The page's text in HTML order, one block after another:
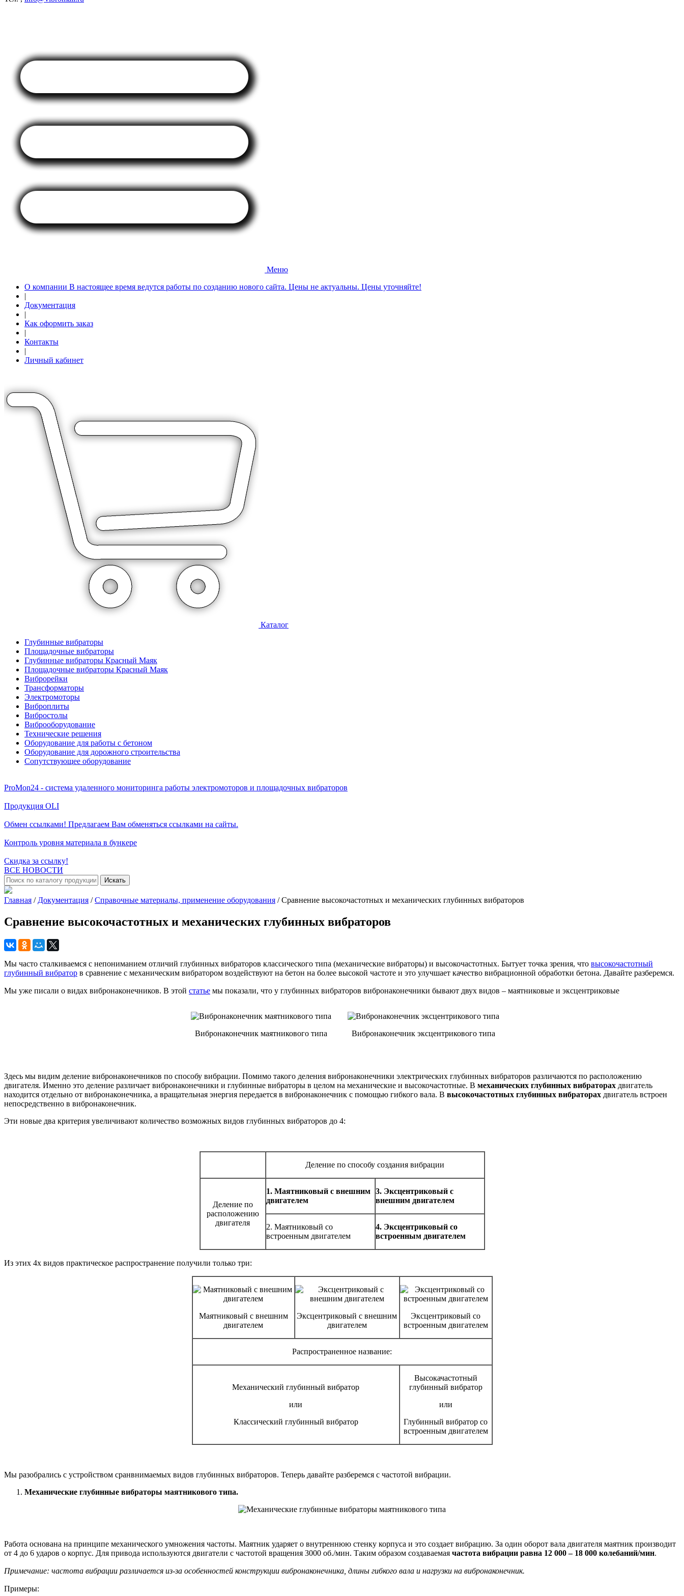
Меню
О компании В настоящее время ведутся работы по созданию нового сайта. Цены не актуальны. Цены уточняйте!
|
Документация
|
Как оформить заказ
|
Контакты
|
Личный кабинет
Каталог
Глубинные вибраторы
Площадочные вибраторы
Глубинные вибраторы Красный Маяк
Площадочные вибраторы Красный Маяк
Виброрейки
Трансформаторы
Электромоторы
Виброплиты
Вибростолы
Виброоборудование
Технические решения
Оборудование для работы с бетоном
Оборудование для дорожного строительства
Сопутствующее оборудование
ProMon24 - система удаленного мониторинга работы электромоторов и площадочных вибраторов
Продукция OLI
Обмен ссылками! Предлагаем Вам обменяться ссылками на сайты.
Контроль уровня материала в бункере
Скидка за ссылку!
ВСЕ НОВОСТИ
Искать
Главная / Документация / Справочные материалы, применение оборудования / Сравнение высокочастотных и механических глубинных вибраторов
Сравнение высокочастотных и механических глубинных вибраторов
Мы часто сталкиваемся с непониманием отличий глубинных вибраторов классического типа (механические вибраторы) и высокочастотных. Бытует точка зрения, что высокочастотный
глубинный вибратор в сравнение с механическим вибратором воздействуют на бетон на более высокой частоте и это улучшает качество вибрационной обработки бетона. Давайте разберемся.
Мы уже писали о видах вибронаконечников. В этой статье мы показали, что у глубинных вибраторов вибронаконечники бывают двух видов – маятниковые и эксцентриковые
Вибронаконечник маятникового типа Вибронаконечник эксцентрикового типа
Здесь мы видим деление вибронаконечников по способу вибрации. Помимо такого деления вибронаконечники электрических глубинных вибраторов различаются по расположению
двигателя. Именно это деление различает вибронаконечники и глубинные вибраторы в целом на механические и высокочастотные. В механических глубинных вибраторах двигатель
находится отдельно от вибронаконечника, а вращательная энергия передается в вибронаконечник с помощью гибкого вала. В высокочастотных глубинных вибраторах двигатель встроен
непосредственно в вибронаконечник.
Эти новые два критерия увеличивают количество возможных видов глубинных вибраторов до 4:
Деление по способу создания вибрации
Деление по
расположению
двигателя
1. Маятниковый с внешним
двигателем
3. Эксцентриковый с
внешним двигателем
2. Маятниковый со
встроенным двигателем
4. Эксцентриковый со
встроенным двигателем
Из этих 4х видов практическое распространение получили только три:
Маятниковый с внешним
двигателем
Эксцентриковый с внешним
двигателем
Эксцентриковый со
встроенным двигателем
Распространенное название:
Механический глубинный вибратор
или
Классический глубинный вибратор
Высокачастотный
глубинный вибратор
или
Глубинный вибратор со
встроенным двигателем
Мы разобрались с устройством сранвнимаемых видов глубинных вибраторов. Теперь давайте разберемся с частотой вибрации.
Механические глубинные вибраторы маятникового типа.
Работа основана на принципе механического умножения частоты. Маятник ударяет о внутреннюю стенку корпуса и это создает вибрацию. За один оборот вала двигателя маятник производит
от 4 до 6 ударов о корпус. Для привода используются двигатели с частотой вращения 3000 об./мин. Таким образом создаваемая частота вибрации равна 12 000 – 18 000 колебаний/мин.
Примечание: частота вибрации различается из-за особенностей конструкции вибронаконечника, длины гибкого вала и нагрузки на вибронаконечник.
Примеры: